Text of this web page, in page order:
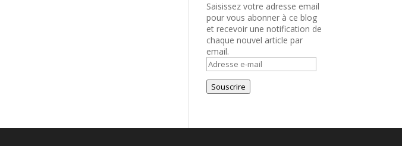
Saisissez votre adresse email
pour vous abonner à ce blog
et recevoir une notification de
chaque nouvel article par
email.
Adresse
e-
mail
Souscrire